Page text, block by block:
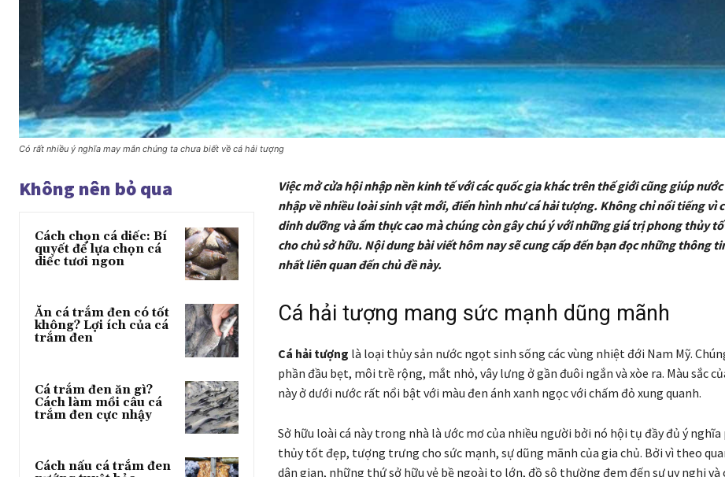
Có rất nhiều ý nghĩa may mắn chúng ta chưa biết về cá hải tượng
Không nên bỏ qua
Cách chọn cá diếc: Bí
quyết để lựa chọn cá
diếc tươi ngon
Ăn cá trắm đen có tốt
không? Lợi ích của cá
trắm đen
Cá trắm đen ăn gì?
Cách làm mồi câu cá
trắm đen cực nhậy
Cách nấu cá trắm đen
Việc mở cửa hội nhập nền kinh tế với các quốc gia khác trên thế giới cũng giúp
nhập về nhiều loài sinh vật mới, điển hình như cá hải tượng. Không chỉ nổi tiếng vì
dinh dưỡng và ẩm thực cao mà chúng còn gây chú ý với những giá trị phong thủy
cho chủ sở hữu. Nội dung bài viết hôm nay sẽ cung cấp đến bạn đọc những thông
nhất liên quan đến chủ đề này.
Cá hải tượng mang sức mạnh dũng mãnh
Cá hải tượng là loại thủy sản nước ngọt sinh sống các vùng nhiệt đới Nam Mỹ.
phần đầu bẹt, môi trề rộng, mắt nhỏ, vây lưng ở gần đuôi ngắn và xòe ra. Màu sắc
này ở dưới nước rất nổi bật với màu đen ánh xanh ngọc với chấm đỏ xung quanh.
Sở hữu loài cá này trong nhà là ước mơ của nhiều người bởi nó hội tụ đầy đủ ý nghĩa
thủy tốt đẹp, tượng trưng cho sức mạnh, sự dũng mãnh của gia chủ. Bởi vì theo
dân gian, những thứ sở hữu vẻ bề ngoài to lớn, đồ sộ thường đem đến sự uy nghi và